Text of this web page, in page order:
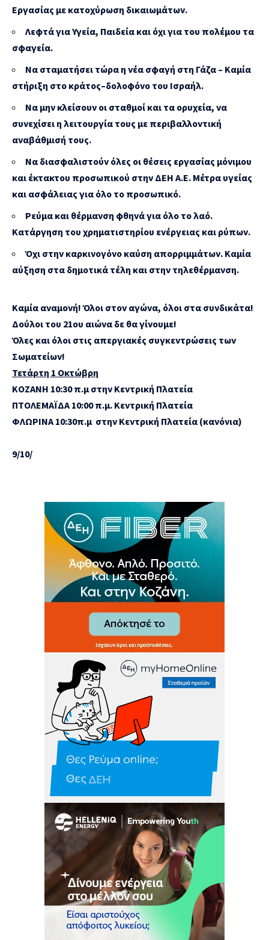
Εργασίας με κατοχύρωση δικαιωμάτων.
Λεφτά για Υγεία, Παιδεία και όχι για του πολέμου τα
σφαγεία.
Να σταματήσει τώρα η νέα σφαγή στη Γάζα – Καμία
στήριξη στο κράτος–δολοφόνο του Ισραήλ.
Να μην κλείσουν οι σταθμοί και τα ορυχεία, να
συνεχίσει η λειτουργία τους με περιβαλλοντική
αναβάθμισή τους.
Να διασφαλιστούν όλες οι θέσεις εργασίας μόνιμου
και έκτακτου προσωπικού στην ΔΕΗ Α.Ε. Μέτρα υγείας
και ασφάλειας για όλο το προσωπικό.
Ρεύμα και θέρμανση φθηνά για όλο το λαό.
Κατάργηση του χρηματιστηρίου ενέργειας και ρύπων.
Όχι στην καρκινογόνο καύση απορριμμάτων. Καμία
αύξηση στα δημοτικά τέλη και στην τηλεθέρμανση.
Καμία αναμονή! Όλοι στον αγώνα, όλοι στα συνδικάτα!
Δούλοι του 21ου αιώνα δε θα γίνουμε!
Όλες και όλοι στις απεργιακές συγκεντρώσεις των
Σωματείων!
Τετάρτη 1 Οκτώβρη
ΚΟΖΑΝΗ 10:30 π.μ στην Κεντρική Πλατεία
ΠΤΟΛΕΜΑΪΔΑ 10:00 π.μ. Κεντρική Πλατεία
ΦΛΩΡΙΝΑ 10:30π.μ στην Κεντρική Πλατεία (κανόνια)
9/10/